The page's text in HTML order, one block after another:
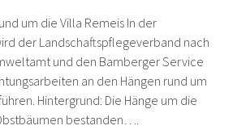
um die Villa Remeis In der
der Landschaftspflegeverband nach
und den Bamberger Service
an den Hängen rund um
Hintergrund: Die Hänge um die
bestanden….